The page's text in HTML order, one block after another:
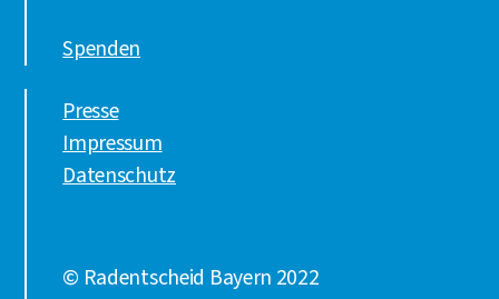
Spenden
Presse
Impressum
Datenschutz
© Radentscheid Bayern 2022